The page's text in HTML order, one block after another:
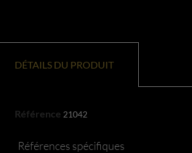
DÉTAILS DU PRODUIT
Référence 21042
Références spécifiques